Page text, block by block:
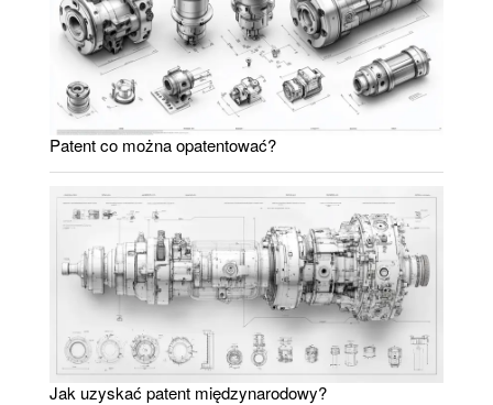
Patent co można opatentować?
Jak uzyskać patent międzynarodowy?